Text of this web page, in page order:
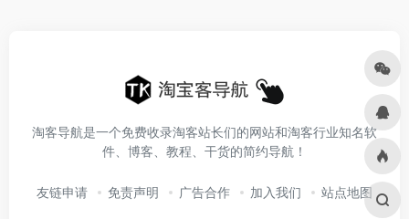
淘客导航是一个免费收录淘客站长们的网站和淘客行业知名软
件、博客、教程、干货的简约导航！
友链申请 免责声明 广告合作 加入我们 站点地图